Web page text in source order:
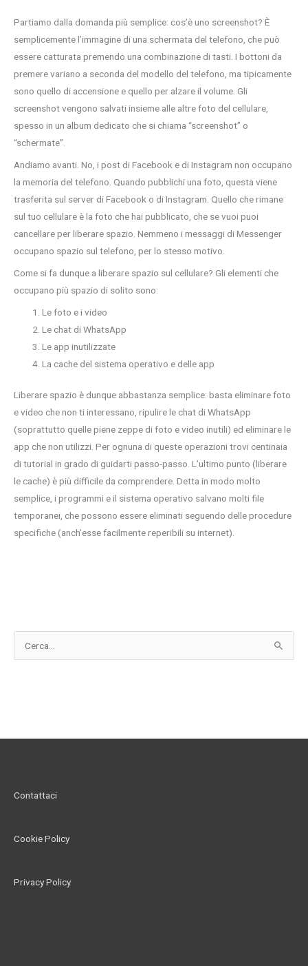
Partiamo dalla domanda più semplice: cos’è uno screenshot? È
semplicemente l’immagine di una schermata del telefono, che può
essere catturata premendo una combinazione di tasti. I bottoni da
premere variano a seconda del modello del telefono, ma tipicamente
sono quello di accensione e quello per alzare il volume. Gli
screenshot vengono salvati insieme alle altre foto del cellulare,
spesso in un album dedicato che si chiama “screenshot” o
“schermate”.
Andiamo avanti. No, i post di Facebook e di Instagram non occupano
la memoria del telefono. Quando pubblichi una foto, questa viene
trasferita sul server di Facebook o di Instagram. Quello che rimane
sul tuo cellulare è la foto che hai pubblicato, che se vuoi puoi
cancellare per liberare spazio. Nemmeno i messaggi di Messenger
occupano spazio sul telefono, per lo stesso motivo.
Come si fa dunque a liberare spazio sul cellulare? Gli elementi che
occupano più spazio di solito sono:
Le foto e i video
Le chat di WhatsApp
Le app inutilizzate
La cache del sistema operativo e delle app
Liberare spazio è dunque abbastanza semplice: basta eliminare foto
e video che non ti interessano, ripulire le chat di WhatsApp
(soprattutto quelle piene zeppe di foto e video inutili) ed eliminare le
app che non utilizzi. Per ognuna di queste operazioni trovi centinaia
di tutorial in grado di guidarti passo-passo. L’ultimo punto (liberare
le cache) è più difficile da comprendere. Detta in modo molto
semplice, i programmi e il sistema operativo salvano molti file
temporanei, che possono essere eliminati seguendo delle procedure
specifiche (anch’esse facilmente reperibili su internet).
e
Contattaci
Cookie Policy
Privacy Policy